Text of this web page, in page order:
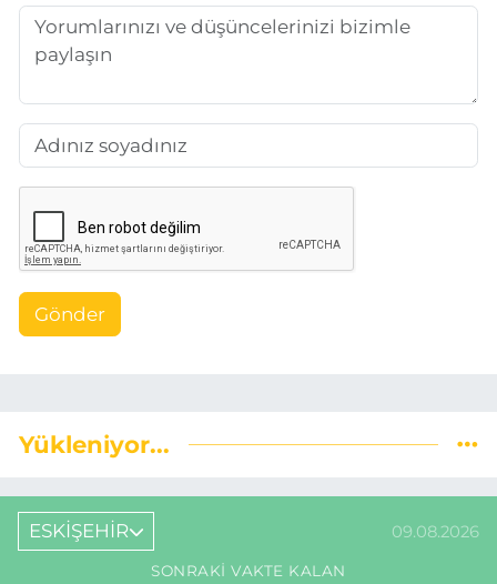
Gönder
Yükleniyor...
ESKİŞEHİR 09.08.2026
SONRAKI VAKTE KALAN